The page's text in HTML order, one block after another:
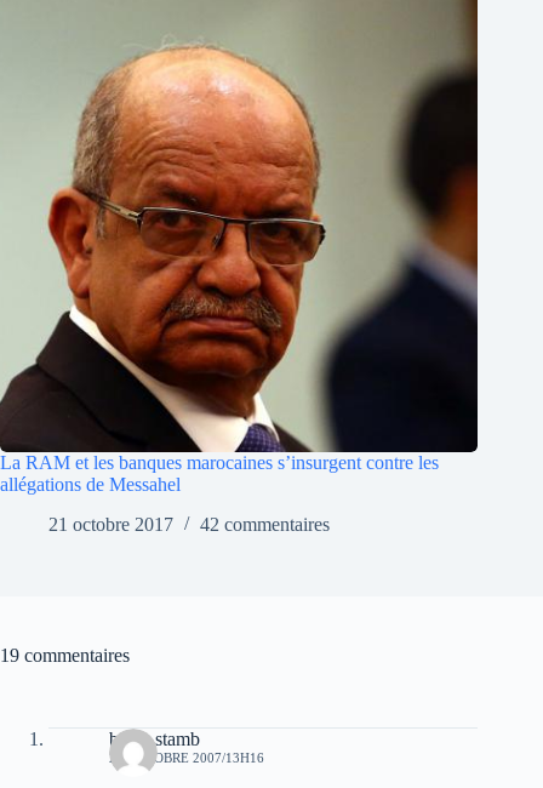
La RAM et les banques marocaines s’insurgent contre les
allégations de Messahel
21 octobre 2017
42 commentaires
19 commentaires
belka stamb
27 OCTOBRE 2007/13H16